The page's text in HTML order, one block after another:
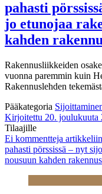
pahasti
jo etunojaa
kahden
Rakennusliikkeiden
vuonna paremmin kuin
Rakennuslehden
Pääkategoria
Kirjoitettu 20. joulukuuta
Tilaajille
Ei kommentteja
pahasti pörssissä – nyt
nousuun kahden